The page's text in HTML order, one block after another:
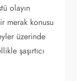
olayın
merak konusu
üzerinde
şaşırtıcı